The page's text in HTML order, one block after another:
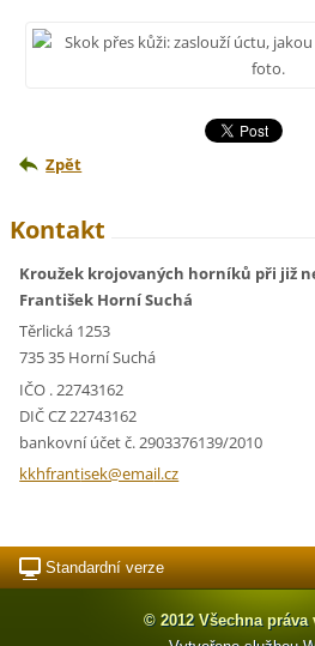
Zpět
Kontakt
Kroužek krojovaných horníků při již
František Horní Suchá
Těrlická 1253
735 35 Horní Suchá
IČO . 22743162
DIČ CZ 22743162
bankovní účet č. 2903376139/2010
kkhfrantisek@email.cz
Standardní verze
© 2012 Všechna práva